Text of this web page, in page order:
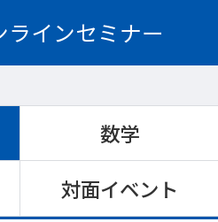
インセミナー
数学
対面イベント